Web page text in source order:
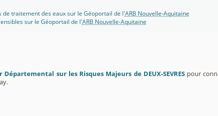
de traitement des eaux sur le Géoportail de l'ARB Nouvelle-Aquitaine
sur le Géoportail de l'ARB Nouvelle-Aquitaine
Départemental sur les Risques Majeurs de DEUX-SEVRESpour